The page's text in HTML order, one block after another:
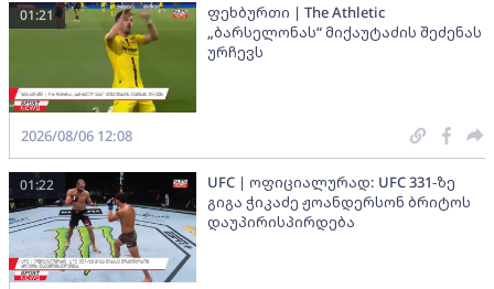
ფეხბურთი | The Athletic
„ბარსელონას“ მიქაუტაძის შეძენას
ურჩევს
01:21
2026/08/06 12:08
UFC | ოფიციალურად: UFC 331-ზე
გიგა ჭიკაძე ჟოანდერსონ ბრიტოს
დაუპირისპირდება
01:22